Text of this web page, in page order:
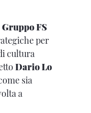
Gruppo FS
per
cultura
Dario Lo
sia
a